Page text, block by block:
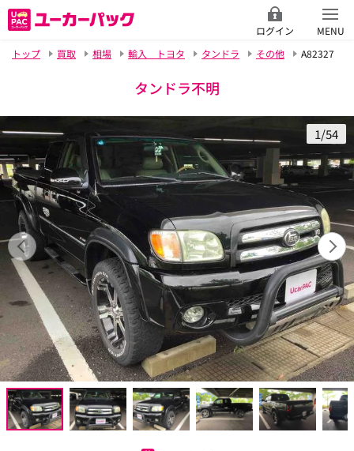
ログイン
MENU
トップ
買取 相場 輸入 トヨタ タンドラ その他 A82327
タンドラ不明
1/54